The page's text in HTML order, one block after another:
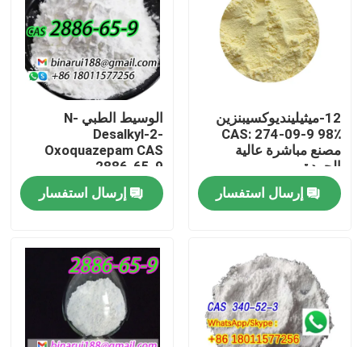
المنتجات
12-ميثيلينديوكسيبنزين
CAS: 274-09-9 98٪
مصنع مباشرة عالية
الجودة
إرسال استفسار
الوسيط الطبي N-
Desalkyl-2-
Oxoquazepam CAS
2886-65-9
صلب نظيف في شكل
صلب
إرسال استفسار